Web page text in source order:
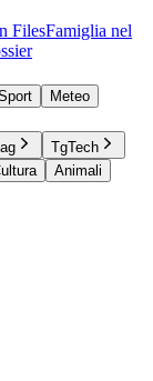
FilesFamiglia nel
Meteo
TgTech
Animali